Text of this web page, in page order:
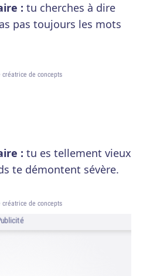
: tu cherches à dire
pas toujours les mots
de concepts
: tu es tellement vieux
te démontent sévère.
de concepts